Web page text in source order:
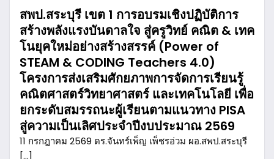
สพป.สระบุรี เขต 1 การอบรมเชิงปฏิบัติการ
สร้างพลังแรงบันดาลใจ สู่ครูวิทย์ คณิต & เทค
โนยุคใหม่อย่างสร้างสรรค์ (Power of
STEAM & CODING Teachers 4.0)
โครงการส่งเสริมศักยภาพการจัดการเรียนรู้
คณิตศาสตร์วิทยาศาสตร์ และเทคโนโลยี เพื่อ
ยกระดับสมรรถนะผู้เรียนตามแนวทาง PISA
สู่ความเป็นเลิศประจำปีงบประมาณ 2569
11 กรกฎาคม 2569 ดร.จันทร์เพ็ญ เพ็ชรอ่วม ผอ.สพป.สระบุรี
[…]